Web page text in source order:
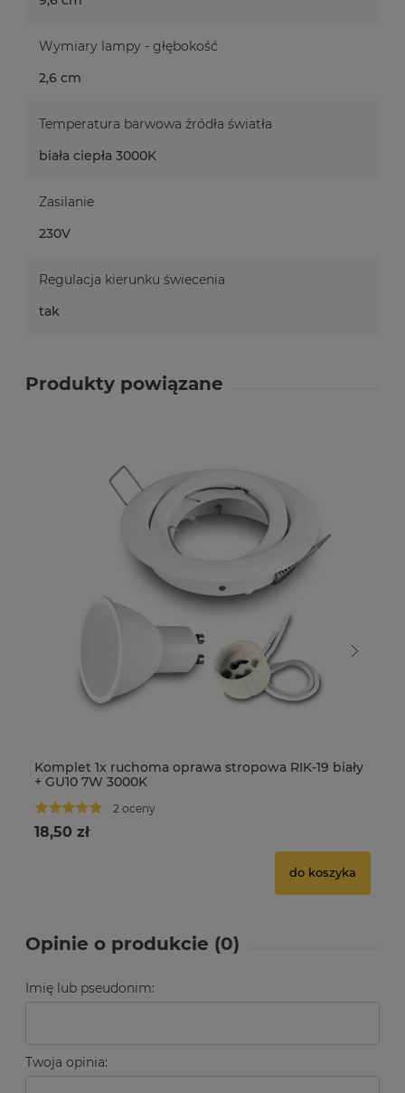
Wymiary lampy - głębokość
2,6 cm
Temperatura barwowa źródła światła
biała ciepła 3000K
Zasilanie
230V
Regulacja kierunku świecenia
tak
Produkty powiązane
Komplet 1x ruchoma oprawa stropowa RIK-19 biały
+ GU10 7W 3000K
2 oceny
18,50 zł
do koszyka
Opinie o produkcie (0)
Imię lub pseudonim:
Twoja opinia: